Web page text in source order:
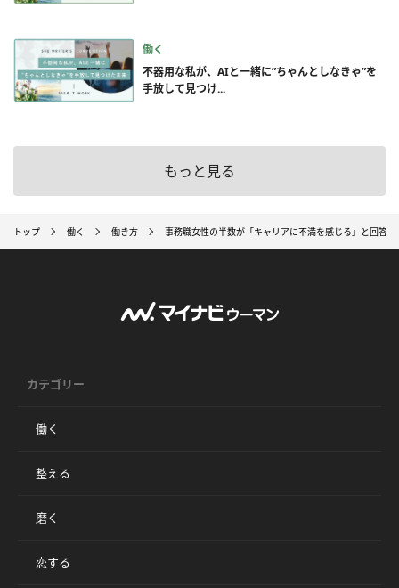
働く
不器用な私が、AIと一緒に”ちゃんとしなきゃ”を
手放して見つけ...
もっと見る
トップ 働く 働き方 事務職女性の半数が「キャリアに不満を感じる」と回答
カテゴリー
働く
整える
磨く
恋する